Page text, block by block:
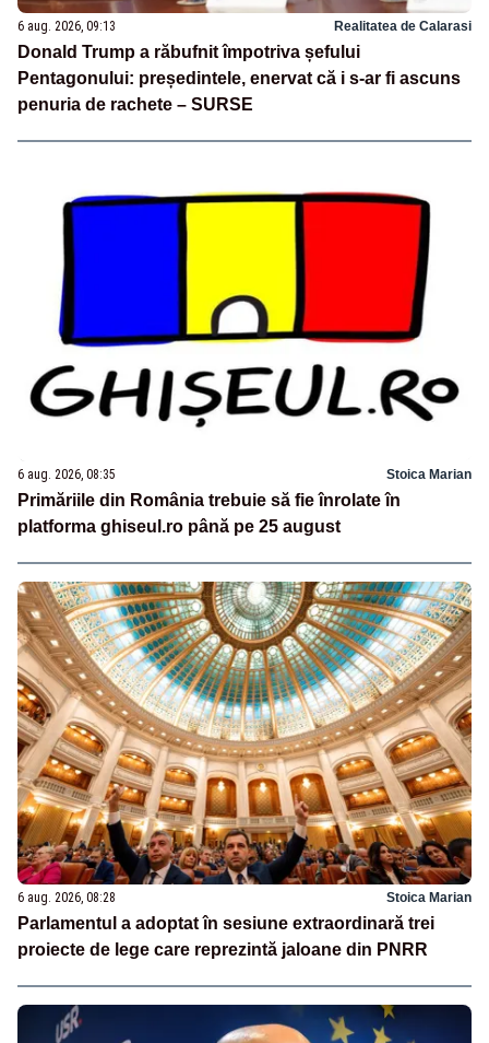
6 aug. 2026, 09:13 Realitatea de Calarasi
Donald Trump a răbufnit împotriva șefului
Pentagonului: președintele, enervat că i s-ar fi ascuns
penuria de rachete – SURSE
6 aug. 2026, 08:35 Stoica Marian
Primăriile din România trebuie să fie înrolate în
platforma ghiseul.ro până pe 25 august
6 aug. 2026, 08:28 Stoica Marian
Parlamentul a adoptat în sesiune extraordinară trei
proiecte de lege care reprezintă jaloane din PNRR